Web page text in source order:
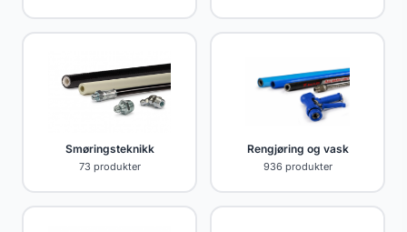
Smøringsteknikk
73 produkter
Rengjøring og vask
936 produkter